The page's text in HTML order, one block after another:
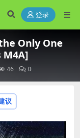
登录
Only One
M4A]
46 0
议